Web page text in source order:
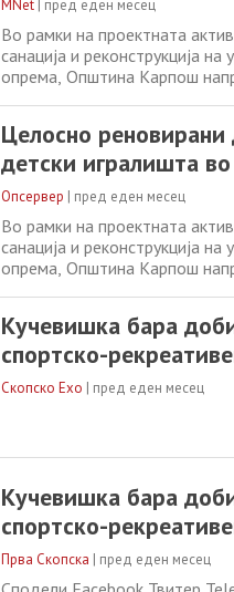
останатата опрема. Кај
парк, во близина на кејот
MNet | пред еден месец
Во рамки на проектната
санација и реконструкција на
опрема, Општина Карпош
игралиште кое се наоѓа на
Парапунов обновени се
поставени се нови лулашки и
останатата урбана опрема во
катче, извести
Целосно реновирани
детски игралишта
Опсервер | пред еден месец
Во рамки на проектната
санација и реконструкција на
опрема, Општина Карпош
игралиште кое се наоѓа на
Парапунов обновени се
поставени се нови лулашки и
останатата урбана опрема во
Кучевишка бара
спортско-
Скопско Ехо | пред еден месец
Кучевишка бара
спортско-
Прва Скопска | пред еден месец